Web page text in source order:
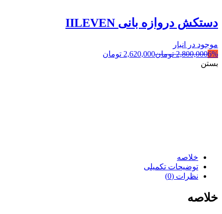
دستکش دروازه بانی IILEVEN
موجود در انبار
6%
2,800,000 تومان2,620,000 تومان
بستن
خلاصه
توضیحات تکمیلی
نظرات (0)
خلاصه